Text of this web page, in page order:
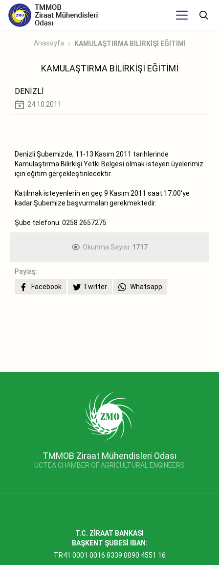
Anasayfa KAMULAŞTIRMA BİLİRKİŞİ EĞİTİMİ
KAMULAŞTIRMA BİLİRKİŞİ EĞİTİMİ
DENİZLİ
24.10.2011
Denizli Şubemizde, 11-13 Kasım 2011 tarihlerinde
Kamulaştırma Bilirkişi Yetki Belgesi olmak isteyen üyelerimiz
için eğitim gerçekleştirilecektir.
Katılmak isteyenlerin en geç 9 Kasım 2011 saat:17.00‘ye
kadar Şubemize başvurmaları gerekmektedir.
Şube telefonu: 0258 2657275
Okunma Sayısı: 1717
Paylaş:
Facebook
Twitter Whatsapp
TMMOB Ziraat Mühendisleri Odası
UCTEA CHAMBER OF AGRICULTURAL ENGINEERS
T.C. ZİRAAT BANKASI
BAŞKENT ŞUBESİ IBAN:
TR41 0001 0016 8339 0090 4551 16